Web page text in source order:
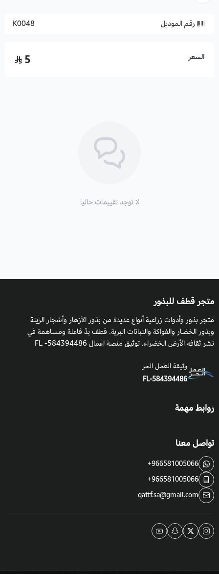
الفوائد :
الفيتامينات ومضادات الأكسدة.
يفضل زراعة الجرجير فى جو معتدل، أو مائل للبرودة، بعيدا عن الأجواء
يزرع في وقت الشتاء، كما يفضل أن يزرع فى فترة النهار القصيرة
رقم الموديل K0048
السعر 5
لا توجد تقييمات حاليا
متجر قطف للبذور
متجر بذور وأدوات زراعية أنواع عديدة من بذور الأزهار وأشجار الزينة
وبذور الخضار والفواكة والنباتات البرية. قطف يدٌ فاعلة ومساهمة في
نشر ثقافة الأرض الخضراء. توثيق منصة اعمال 584394486- FL
وثيقة العمل الحر
FL-584394486
روابط مهمة
تواصل معنا
+966581005066
+966581005066
qattf.sa@gmail.com